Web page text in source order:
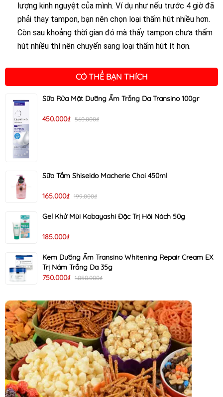
lượng kinh nguyệt của mình. Ví dụ như nếu trước 4 giờ đã
phải thay tampon, bạn nên chọn loại thấm hút nhiều hơn.
Còn sau khoảng thời gian đó mà thấy tampon chưa thấm
hút nhiều thì nên chuyển sang loại thấm hút ít hơn.
CÓ THỂ BẠN THÍCH
Sữa Rửa Mặt Dưỡng Ẩm Trắng Da Transino 100gr
450.000₫ 560.000₫
Sữa Tắm Shiseido Macherie Chai 450ml
165.000₫ 199.000₫
Gel Khử Mùi Kobayashi Đặc Trị Hôi Nách 50g
185.000₫
Kem Dưỡng Ẩm Transino Whitening Repair Cream EX
Trị Nám Trắng Da 35g
750.000₫ 1.050.000₫